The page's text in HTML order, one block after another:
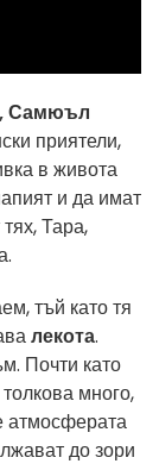
Самюъл
приятели,
в живота
и да имат
Тара,
тъй като тя
лекота.
Почти като
толкова много,
атмосферата
до зори